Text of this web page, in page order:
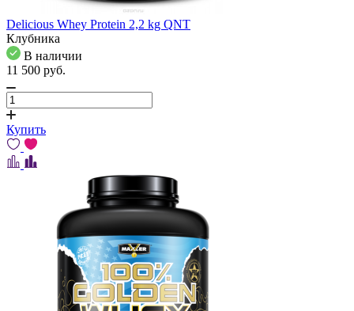
Delicious Whey Protein 2,2 kg QNT
Клубника
В наличии
11 500 pуб.
Купить